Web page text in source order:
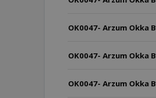
OK0047- Arzum Okka
OK0047- Arzum Okka
OK0047- Arzum Okka